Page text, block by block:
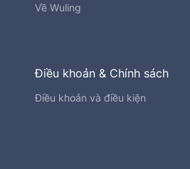
Về Wuling
Điều khoản & Chính sách
Điều khoản và điều kiện